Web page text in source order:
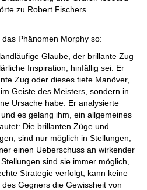
zu Robert Fischers
Phänomen Morphy so:
Glaube, der brillante Zug
Inspiration, hinfällig sei. Er
Zug oder dieses tiefe Manöver,
Geiste des Meisters, sondern in
Ursache habe. Er analysierte
es gelang ihm, ein allgemeines
Die brillanten Züge und
sind nur möglich in Stellungen,
einen Ueberschuss an wirkender
sind sie immer möglich,
Strategie verfolgt, kann keine
Gegners die Gewissheit von